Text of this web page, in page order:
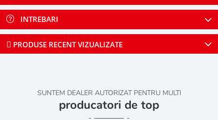
INTREBARI
PRODUSE RECENT VIZUALIZATE
SUNTEM DEALER AUTORIZAT PENTRU MULTI
producatori de top